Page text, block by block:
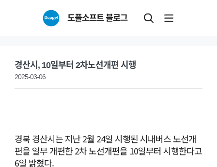
도플소프트 블로그
경산시, 10일부터 2차노선개편 시행
2025-03-06
경북 경산시는 지난 2월 24일 시행된 시내버스 노선개
편을 일부 개편한 2차 노선개편을 10일부터 시행한다고
6일 밝혔다.